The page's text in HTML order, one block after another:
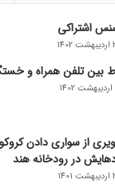
به وزارت راه و
کنید
اشتراکی
بین تلفن همراه و
از سواری دادن
در رودخانه هند